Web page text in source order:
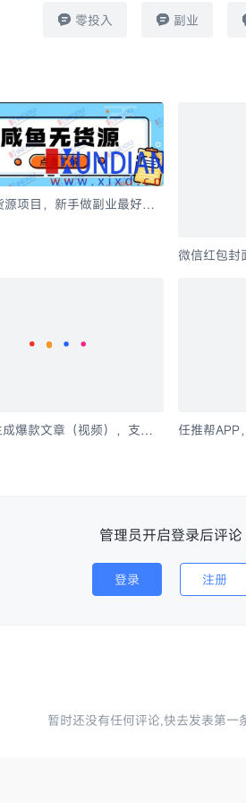
零投入 副业
源项目，新手做副业最好的
微信红包封
爆款文章（视频），支持
任推帮APP
管理员开启登录后评论
登录 注册
暂时还没有任何评论,快去发表第一